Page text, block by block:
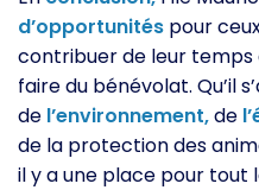
d’opportunités pour
contribuer de leur
faire du bénévolat. Qu’il
de l’environnement,de
de la protection des
il y a une place pour tout